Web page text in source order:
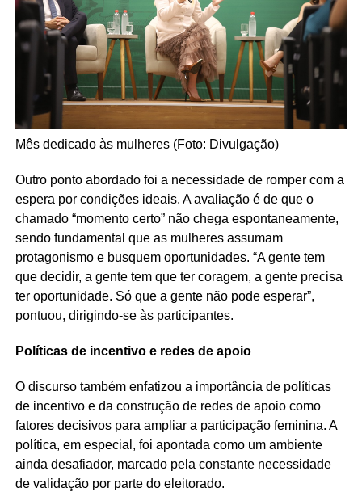
Mês dedicado às mulheres (Foto: Divulgação)
Outro ponto abordado foi a necessidade de romper com a
espera por condições ideais. A avaliação é de que o
chamado “momento certo” não chega espontaneamente,
sendo fundamental que as mulheres assumam
protagonismo e busquem oportunidades. “A gente tem
que decidir, a gente tem que ter coragem, a gente precisa
ter oportunidade. Só que a gente não pode esperar”,
pontuou, dirigindo-se às participantes.
Políticas de incentivo e redes de apoio
O discurso também enfatizou a importância de políticas
de incentivo e da construção de redes de apoio como
fatores decisivos para ampliar a participação feminina. A
política, em especial, foi apontada como um ambiente
ainda desafiador, marcado pela constante necessidade
de validação por parte do eleitorado.